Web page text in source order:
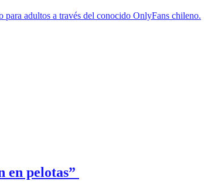
adultos a través del conocido OnlyFans chileno.
en pelotas”